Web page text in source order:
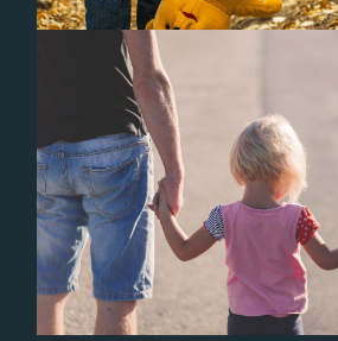
愛を感じられれば人生は好転する。